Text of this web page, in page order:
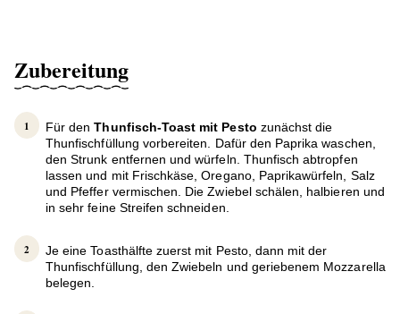
Zubereitung
Für denThunfisch-Toast mit Pesto zunächst die
Thunfischfüllung vorbereiten. Dafür den Paprika waschen,
den Strunk entfernen und würfeln. Thunfisch abtropfen
lassen und mit Frischkäse, Oregano, Paprikawürfeln, Salz
und Pfeffer vermischen. Die Zwiebel schälen, halbieren und
in sehr feine Streifen schneiden.
Je eine Toasthälfte zuerst mit Pesto, dann mit der
Thunfischfüllung, den Zwiebeln und geriebenem Mozzarella
belegen.